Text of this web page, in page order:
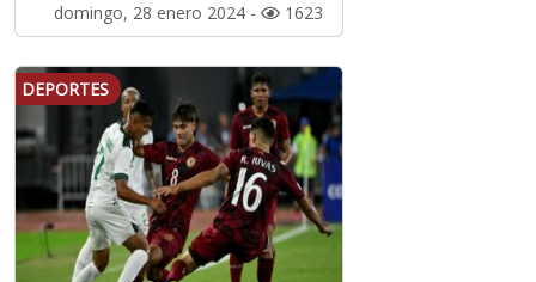
domingo, 28 enero 2024 - 1623
DEPORTES